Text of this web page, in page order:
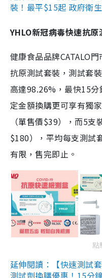
裝！最平$15起 政府衛
YHLO新冠病毒快速抗原
健康食品品牌CATALO
抗原測試套裝，測試套
高達98.26%，最快15
定金額換購更可享有獨
（單售價$39），而5
$180），平均每支測試
有限，售完即止。
點
延伸閱讀：【快速測試
測試劑換購優惠！15分